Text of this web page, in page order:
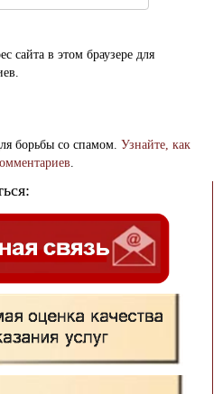
сайта в этом браузере для
борьбы со спамом. Узнайте, как
.